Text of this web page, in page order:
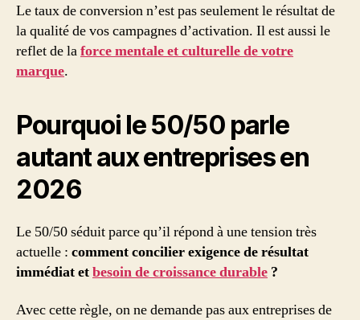
Le taux de conversion n’est pas seulement le résultat de
la qualité de vos campagnes d’activation. Il est aussi le
reflet de laforce mentale et culturelle de votre
marque.
Pourquoi le 50/50 parle
autant aux entreprises en
2026
Le 50/50 séduit parce qu’il répond à une tension très
actuelle : comment concilier exigence de résultat
immédiat etbesoin de croissance durable ?
Avec cette règle, on ne demande pas aux entreprises de